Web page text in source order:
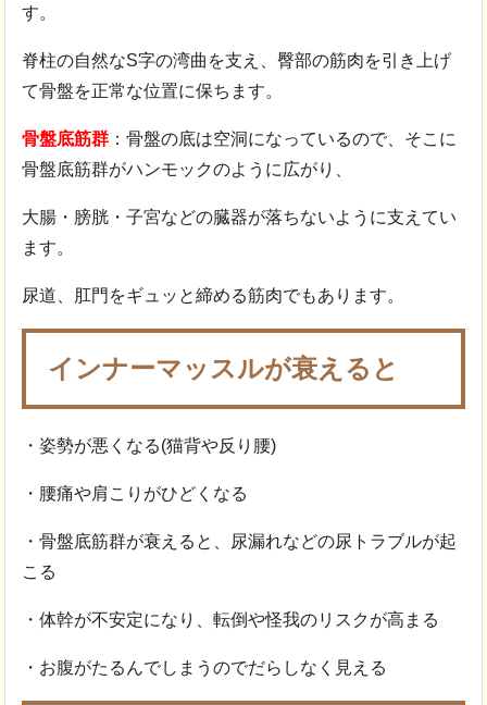
す。
脊柱の自然なS字の湾曲を支え、臀部の筋肉を引き上げ
て骨盤を正常な位置に保ちます。
骨盤底筋群 ：骨盤の底は空洞になっているので、そこに
骨盤底筋群がハンモックのように広がり、
大腸・膀胱・子宮などの臓器が落ちないように支えてい
ます。
尿道、肛門をギュッと締める筋肉でもあります。
インナーマッスルが衰えると
・姿勢が悪くなる(猫背や反り腰)
・腰痛や肩こりがひどくなる
・骨盤底筋群が衰えると、尿漏れなどの尿トラブルが起
こる
・体幹が不安定になり、転倒や怪我のリスクが高まる
・お腹がたるんでしまうのでだらしなく見える